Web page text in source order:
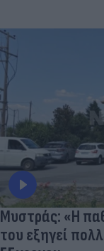
Μυστράς: «Η
του εξηγεί